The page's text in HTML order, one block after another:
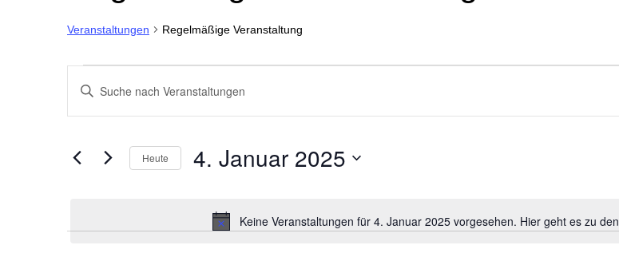
Veranstaltungen Regelmäßige Veranstaltung
Hinweis
Keine Veranstaltungen für 4. Januar 2025 vorgesehen. Hier geht es zu den
Veranstaltungen
Suche
und
Navigation
Bitte
Schlüsselwort
Veranstaltungen
Schlüsselwort.
Heute 4. Januar 2025